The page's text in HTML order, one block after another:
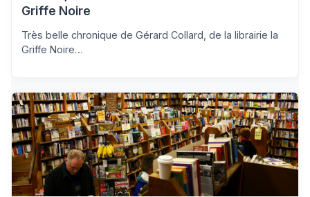
Griffe Noire
Très belle chronique de Gérard Collard, de la librairie la
Griffe Noire…